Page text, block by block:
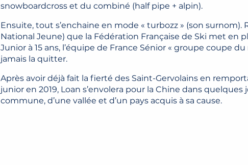
snowboardcross et du combiné (half pipe + alpin).
Ensuite, tout s’enchaine en mode « turbozz » (son surnom).
National Jeune) que la Fédération Française de Ski met en
Junior à 15 ans, l’équipe de France Sénior « groupe coupe
jamais la quitter.
Après avoir déjà fait la fierté des Saint-Gervolains en
junior en 2019, Loan s’envolera pour la Chine dans quelques
commune, d’une vallée et d’un pays acquis à sa cause.